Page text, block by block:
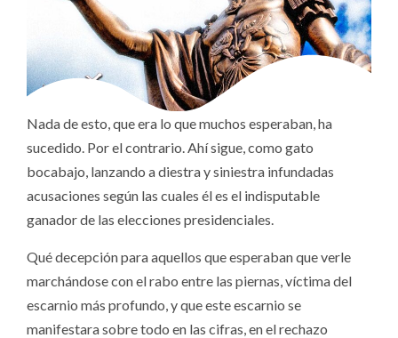
Nada de esto, que era lo que muchos esperaban, ha
sucedido. Por el contrario. Ahí sigue, como gato
bocabajo, lanzando a diestra y siniestra infundadas
acusaciones según las cuales él es el indisputable
ganador de las elecciones presidenciales.
Qué decepción para aquellos que esperaban que verle
marchándose con el rabo entre las piernas, víctima del
escarnio más profundo, y que este escarnio se
manifestara sobre todo en las cifras, en el rechazo